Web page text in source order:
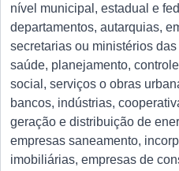
nível municipal, estadual e
departamentos, autarquias,
secretarias ou ministérios
saúde, planejamento,
social, serviços o obras
bancos, indústrias,
geração e distribuição de
empresas saneamento,
imobiliárias, empresas de